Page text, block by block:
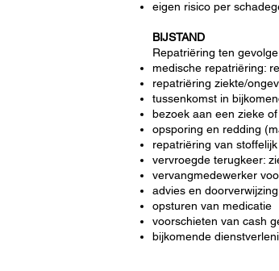
eigen risico per
BIJSTAND
Repatriëring ten
medische repatriëring:
repatriëring ziekte/
tussenkomst in
bezoek aan een zieke
opsporing en redding
repatriëring van
vervroegde terugkeer:
vervangmedewerker
advies en doorverwijzing
opsturen van medicatie
voorschieten van cash
bijkomende